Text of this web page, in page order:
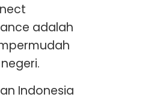
adalah
Indonesia